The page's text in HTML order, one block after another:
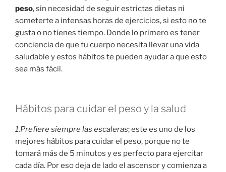
peso, sin necesidad de seguir estrictas dietas ni
someterte a intensas horas de ejercicios, si esto no te
gusta o no tienes tiempo. Donde lo primero es tener
conciencia de que tu cuerpo necesita llevar una vida
saludable y estos hábitos te pueden ayudar a que esto
sea más fácil.
Hábitos para cuidar el peso y la salud
1.Prefiere siempre las escaleras; este es uno de los
mejores hábitos para cuidar el peso, porque no te
tomará más de 5 minutos y es perfecto para ejercitar
cada día. Por eso deja de lado el ascensor y comienza a